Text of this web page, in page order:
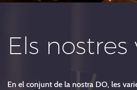
Els nostres
En el conjunt de la nostra DO, les